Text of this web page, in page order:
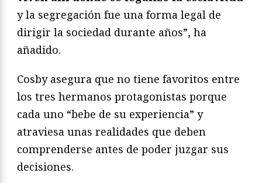
y la segregación fue una forma legal de
dirigir la sociedad durante años”, ha
añadido.
Cosby asegura que no tiene favoritos entre
los tres hermanos protagonistas porque
cada uno “bebe de su experiencia” y
atraviesa unas realidades que deben
comprenderse antes de poder juzgar sus
decisiones.